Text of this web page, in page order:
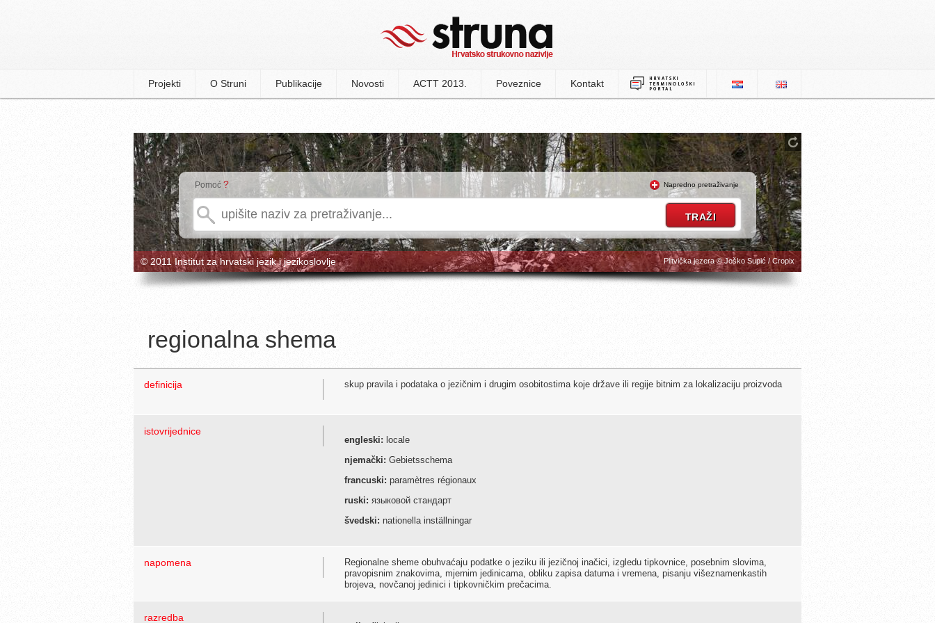
Projekti O Struni Publikacije Novosti ACTT 2013. Poveznice Kontakt
Pomoć ? Napredno pretraživanje
© 2011 Institut za hrvatski jezik i jezikoslovlje Plitvička jezera © Joško Supić / Cropix
regionalna shema
definicija skup pravila i podataka o jezičnim i drugim osobitostima koje države ili regije bitnim za lokalizaciju proizvoda
istovrijednice
engleski: locale
njemački: Gebietsschema
francuski: paramètres régionaux
ruski: языковой стандарт
švedski: nationella inställningar
napomena
Regionalne sheme obuhvaćaju podatke o jeziku ili jezičnoj inačici, izgledu tipkovnice, posebnim slovima,
pravopisnim znakovima, mjernim jedinicama, obliku zapisa datuma i vremena, pisanju višeznamenkastih
brojeva, novčanoj jedinici i tipkovničkim prečacima.
razredba